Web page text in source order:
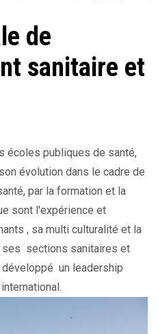
de
sanitaire et
écoles publiques de santé,
évolution dans le cadre de
par la formation et la
sont l'expérience et
, sa multi culturalité et la
sections sanitaires et
un leadership